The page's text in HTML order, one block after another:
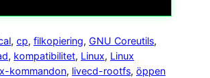
, cp, filkopiering, GNU Coreutils
, kompatibilitet, Linux, Linux
kommandon, livecd-rootfs, öppen